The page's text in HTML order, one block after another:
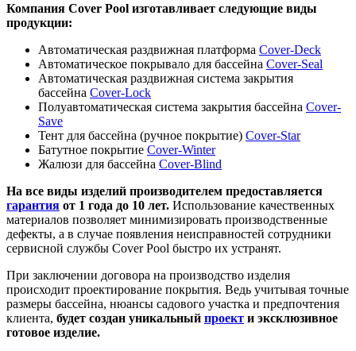
Компания Cover Pool изготавливает следующие виды
продукции:
Автоматическая раздвижная платформа Cover-Deck
Автоматическое покрывало для бассейна Cover-Seal
Автоматическая раздвижная система закрытия
бассейна Cover-Loсk
Полуавтоматическая система закрытия бассейна Cover-
Save
Тент для бассейна (ручное покрытие) Cover-Star
Батутное покрытие Cover-Winter
Жалюзи для бассейна Cover-Blind
На все виды изделий производителем предоставляется
гарантия от 1 года до 10 лет. Использование качественных
материалов позволяет минимизировать производственные
дефекты, а в случае появления неисправностей сотрудники
сервисной службы Cover Pool быстро их устранят.
При заключении договора на производство изделия
происходит проектирование покрытия. Ведь учитывая точные
размеры бассейна, нюансы садового участка и предпочтения
клиента, будет создан уникальный проект и эксклюзивное
готовое изделие.